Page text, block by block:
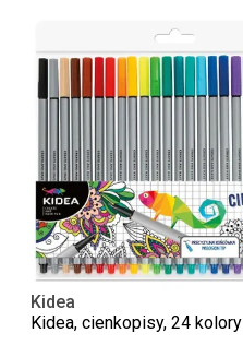
Kidea
Kidea, cienkopisy, 24 kolory